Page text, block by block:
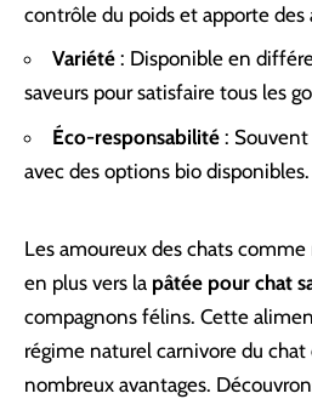
contrôle du poids et apporte des
Variété : Disponible en
saveurs pour satisfaire tous les
Éco-responsabilité : Souvent
avec des options bio disponibles.
Les amoureux des chats
en plus vers la pâtée pour chat
compagnons félins. Cette
régime naturel carnivore du
nombreux avantages.